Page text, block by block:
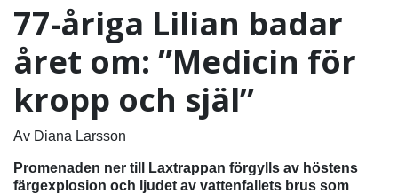
77-åriga Lilian badar
året om: ”Medicin för
kropp och själ”
Av Diana Larsson
Promenaden ner till Laxtrappan förgylls av höstens
färgexplosion och ljudet av vattenfallets brus som